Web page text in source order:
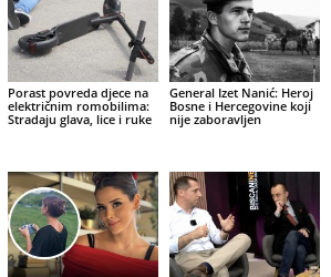
Porast povreda djece na
električnim romobilima:
Stradaju glava, lice i ruke
General Izet Nanić: Heroj
Bosne i Hercegovine koji
nije zaboravljen